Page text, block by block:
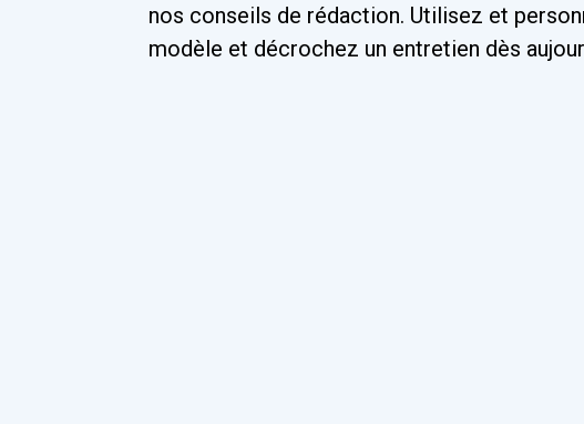
nos conseils de rédaction. Utilisez et
modèle et décrochez un entretien dès